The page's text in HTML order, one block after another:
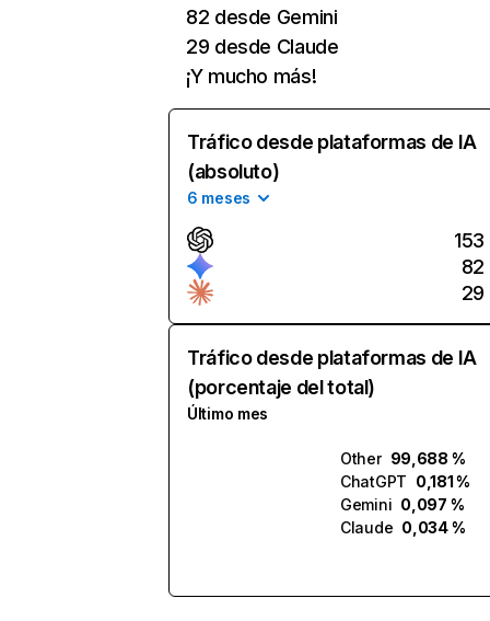
82 desde Gemini
29 desde Claude
¡Y mucho más!
Tráfico desde plataformas de IA
(absoluto)
6 meses
153
82
29
Tráfico desde plataformas de IA
(porcentaje del total)
Último mes
Other 99,688 %
ChatGPT 0,181 %
Gemini 0,097 %
Claude 0,034 %